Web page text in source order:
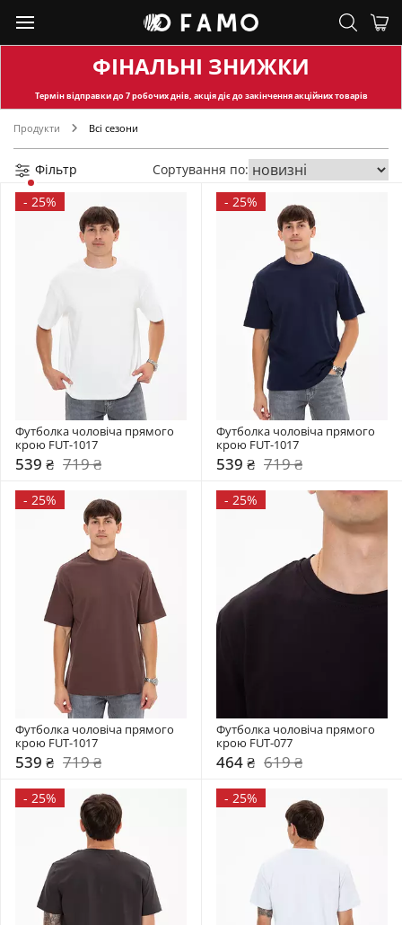
ФІНАЛЬНІ ЗНИЖКИ
Термін відправкидо 7 робочих днів, акція діє до закінчення акційних товарів
Продукти Всі сезони
Фільтр
Сортування по:
- 25%
Футболка чоловіча прямого
крою FUT-1017
539 ₴ 719 ₴
- 25%
Футболка чоловіча прямого
крою FUT-1017
539 ₴ 719 ₴
- 25%
Футболка чоловіча прямого
крою FUT-1017
539 ₴ 719 ₴
- 25%
Футболка чоловіча прямого
крою FUT-077
464 ₴ 619 ₴
- 25% - 25%